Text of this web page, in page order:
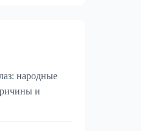
народные
и